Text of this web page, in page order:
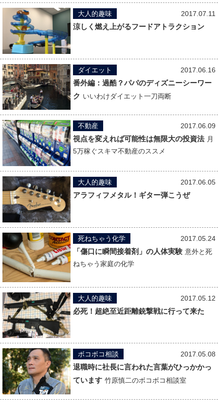
2017.07.11
大人的趣味
涼しく燃え上がるフードアトラクション
2017.06.16
ダイエット
番外編：過酷？パパのディズニーシーワー
ク いいわけダイエット一刀両断
2017.06.09
不動産
視点を変えれば可能性は無限大の投資法 月
5万稼ぐスキマ不動産のススメ
2017.06.05
大人的趣味
アラフィフメタル！ギター弾こうぜ
2017.05.24
死ねちゃう化学
「傷口に瞬間接着剤」の人体実験 意外と死
ねちゃう家庭の化学
2017.05.12
大人的趣味
必死！超絶至近距離銃撃戦に行って来た
2017.05.08
ボコボコ相談
退職時に社長に言われた言葉がひっかかっ
ています 竹原慎二のボコボコ相談室